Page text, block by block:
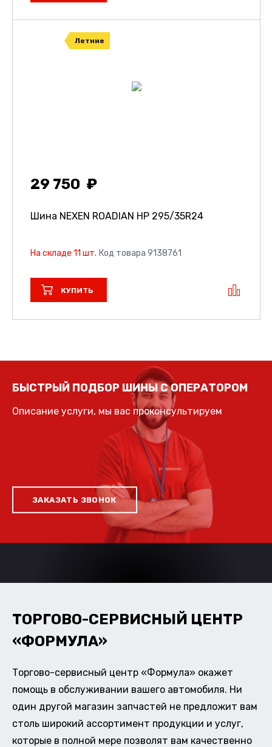
Летние
29 750
Шина NEXEN ROADIAN HP 295/35R24
На складе 11 шт. Код товара 9138761
КУПИТЬ
БЫСТРЫЙ ПОДБОР ШИНЫ С ОПЕРАТОРОМ
Описание услуги, мы вас проконсультируем
ЗАКАЗАТЬ ЗВОНОК
ТОРГОВО-СЕРВИСНЫЙ ЦЕНТР
«ФОРМУЛА»
Торгово-сервисный центр «Формула» окажет
помощь в обслуживании вашего автомобиля. Ни
один другой магазин запчастей не предложит вам
столь широкий ассортимент продукции и услуг,
которые в полной мере позволят вам качественно